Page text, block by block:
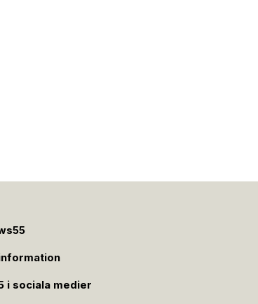
i sociala medier